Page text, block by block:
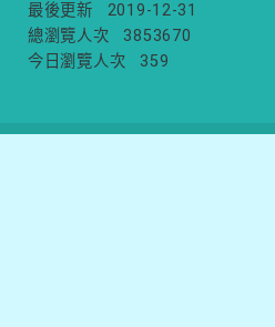
最後更新
2019-12-31
總瀏覽人次
3853670
今日瀏覽人次
359